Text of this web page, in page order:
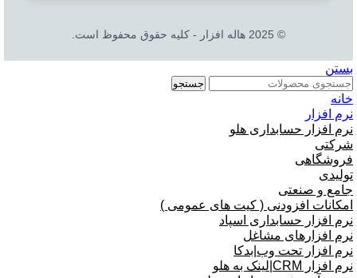
© 2025 هاله افزار - کلیه حقوق محفوظ است.
بستن
خانه
نرم افزار
نرم افزار
حسابداری هلو